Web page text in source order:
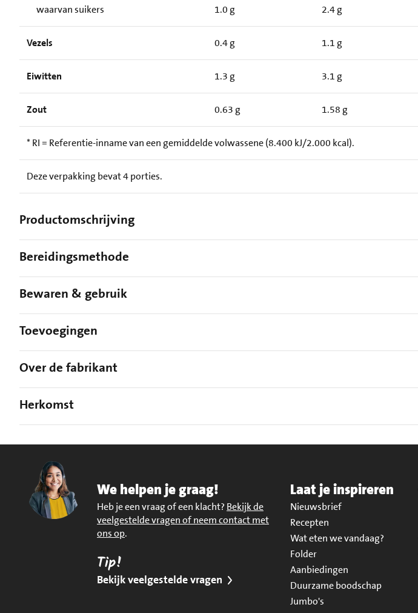
waarvan suikers 1.0 g 2.4 g
Vezels 0.4 g 1.1 g
Eiwitten 1.3 g 3.1 g
Zout 0.63 g 1.58 g
* RI = Referentie-inname van een gemiddelde volwassene (8.400 kJ/2.000 kcal).
Deze verpakking bevat 4 porties.
Productomschrijving
Bereidingsmethode
Bewaren & gebruik
Toevoegingen
Over de fabrikant
Herkomst
We helpen je graag!
Heb je een vraag of een klacht? Bekijk de
veelgestelde vragen of neem contact met
ons op.
Tip!
Bekijk veelgestelde vragen
Laat je inspireren
Nieuwsbrief
Recepten
Wat eten we vandaag?
Folder
Aanbiedingen
Duurzame boodschap
Jumbo's